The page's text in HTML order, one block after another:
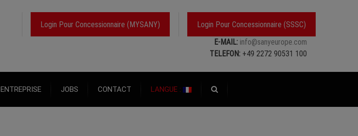
Login Pour Concessionnaire (SSSC)
Login Pour Concessionnaire (MYSANY)
E-MAIL: info@sanyeurope.com
TELEFON: +49 2272 90531 100
ENTREPRISE JOBS CONTACT LANGUE :